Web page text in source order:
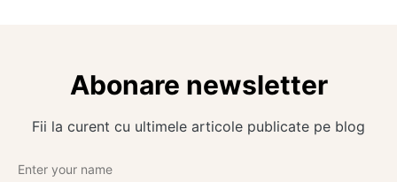
Abonare newsletter
Fii la curent cu ultimele articole publicate pe blog